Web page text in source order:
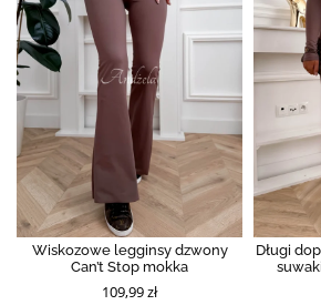
Wiskozowe legginsy dzwony
Can’t Stop mokka
109,99 zł
Długi